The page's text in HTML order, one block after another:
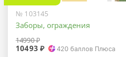
№ 103145
Заборы, ограждения
14990 ₽
10493 ₽ 420 баллов Плюса